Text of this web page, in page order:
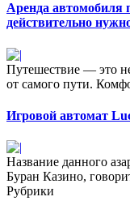
Аренда автомобиля
действительно
Путешествие — это
от самого пути.
Игровой автомат
Название данного
Буран Казино,
Рубрики